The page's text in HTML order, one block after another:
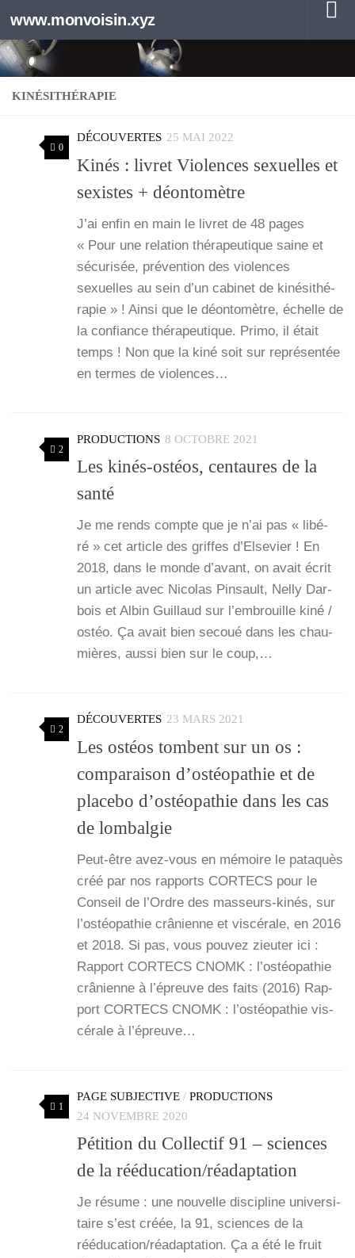
Au dessous du contenu
www.monvoisin.xyz
KINÉSITHÉRAPIE
0
DÉCOUVERTES 25 MAI 2022
Kinés : livret Violences sexuelles et
sexistes + déontomètre
J’ai enfin en main le livret de 48 pages
« Pour une rela­tion thé­ra­peu­tique saine et
sécu­ri­sée, pré­ven­tion des vio­lences
sexuelles au sein d’un cabi­net de kiné­si­thé­
ra­pie » ! Ain­si que le déon­to­mètre, échelle de
la confiance thé­ra­peu­tique. Pri­mo, il était
temps ! Non que la kiné soit sur repré­sen­tée
en termes de vio­lences…
2
PRODUCTIONS 8 OCTOBRE 2021
Les kinés-ostéos, centaures de la
santé
Je me rends compte que je n’ai pas « libé­
ré » cet article des griffes d’Else­vier ! En
2018, dans le monde d’a­vant, on avait écrit
un article avec Nico­las Pin­sault, Nel­ly Dar­
bois et Albin Guillaud sur l’embrouille kiné /
ostéo. Ça avait bien secoué dans les chau­
mières, aus­si bien sur le coup,…
2
DÉCOUVERTES 23 MARS 2021
Les ostéos tombent sur un os :
comparaison d’ostéopathie et de
placebo d’ostéopathie dans les cas
de lombalgie
Peut-être avez-vous en mémoire le pata­quès
créé par nos rap­ports CORTECS pour le
Conseil de l’Ordre des mas­­seurs-kinés, sur
l’os­téo­pa­thie crâ­nienne et vis­cé­rale, en 2016
et 2018. Si pas, vous pou­vez zieu­ter ici :
Rap­port CORTECS CNOMK : l’os­téo­pa­thie
crâ­nienne à l’é­preuve des faits (2016) Rap­
port CORTECS CNOMK : l’os­téo­pa­thie vis­
cé­rale à l’é­preuve…
1
PAGE SUBJECTIVE / PRODUCTIONS
24 NOVEMBRE 2020
Pétition du Collectif 91 – sciences
de la rééducation/réadaptation
Je résume : une nou­velle dis­ci­pline uni­ver­si­
taire s’est créée, la 91, sciences de la
rééducation/réadaptation. Ça a été le fruit